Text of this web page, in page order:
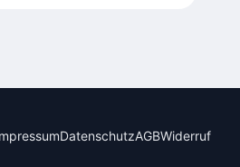
DatenschutzAGBWiderruf